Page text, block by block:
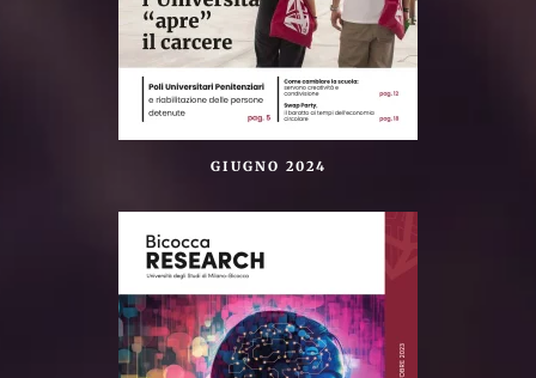
GIUGNO 2024